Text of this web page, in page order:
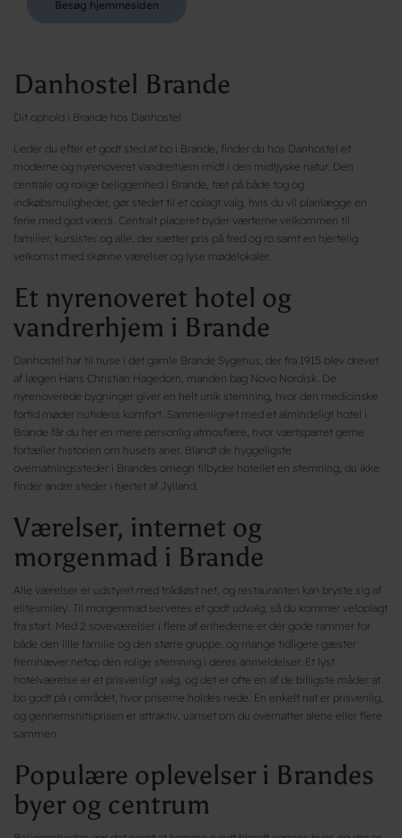
Besøg hjemmesiden
Danhostel Brande
Dit ophold i Brande hos Danhostel
Leder du efter et godt sted at bo i Brande, finder du hos Danhostel et
moderne og nyrenoveret vandrerhjem midt i den midtjyske natur. Den
centrale og rolige beliggenhed i Brande, tæt på både tog og
indkøbsmuligheder, gør stedet til et oplagt valg, hvis du vil planlægge en
ferie med god værdi. Centralt placeret byder værterne velkommen til
familier, kursister og alle, der sætter pris på fred og ro samt en hjertelig
velkomst med skønne værelser og lyse mødelokaler.
Et nyrenoveret hotel og
vandrerhjem i Brande
Danhostel har til huse i det gamle Brande Sygehus, der fra 1915 blev drevet
af lægen Hans Christian Hagedorn, manden bag Novo Nordisk. De
nyrenoverede bygninger giver en helt unik stemning, hvor den medicinske
fortid møder nutidens komfort. Sammenlignet med et almindeligt hotel i
Brande får du her en mere personlig atmosfære, hvor værtsparret gerne
fortæller historien om husets aner. Blandt de hyggeligste
overnatningssteder i Brandes omegn tilbyder hotellet en stemning, du ikke
finder andre steder i hjertet af Jylland.
Værelser, internet og
morgenmad i Brande
Alle værelser er udstyret med trådløst net, og restauranten kan bryste sig af
elitesmiley. Til morgenmad serveres et godt udvalg, så du kommer veloplagt
fra start. Med 2 soveværelser i flere af enhederne er der gode rammer for
både den lille familie og den større gruppe, og mange tidligere gæster
fremhæver netop den rolige stemning i deres anmeldelser. Et lyst
hotelværelse er et prisvenligt valg, og det er ofte en af de billigste måder at
bo godt på i området, hvor priserne holdes nede. En enkelt nat er prisvenlig,
og gennemsnitsprisen er attraktiv, uanset om du overnatter alene eller flere
sammen.
Populære oplevelser i Brandes
byer og centrum